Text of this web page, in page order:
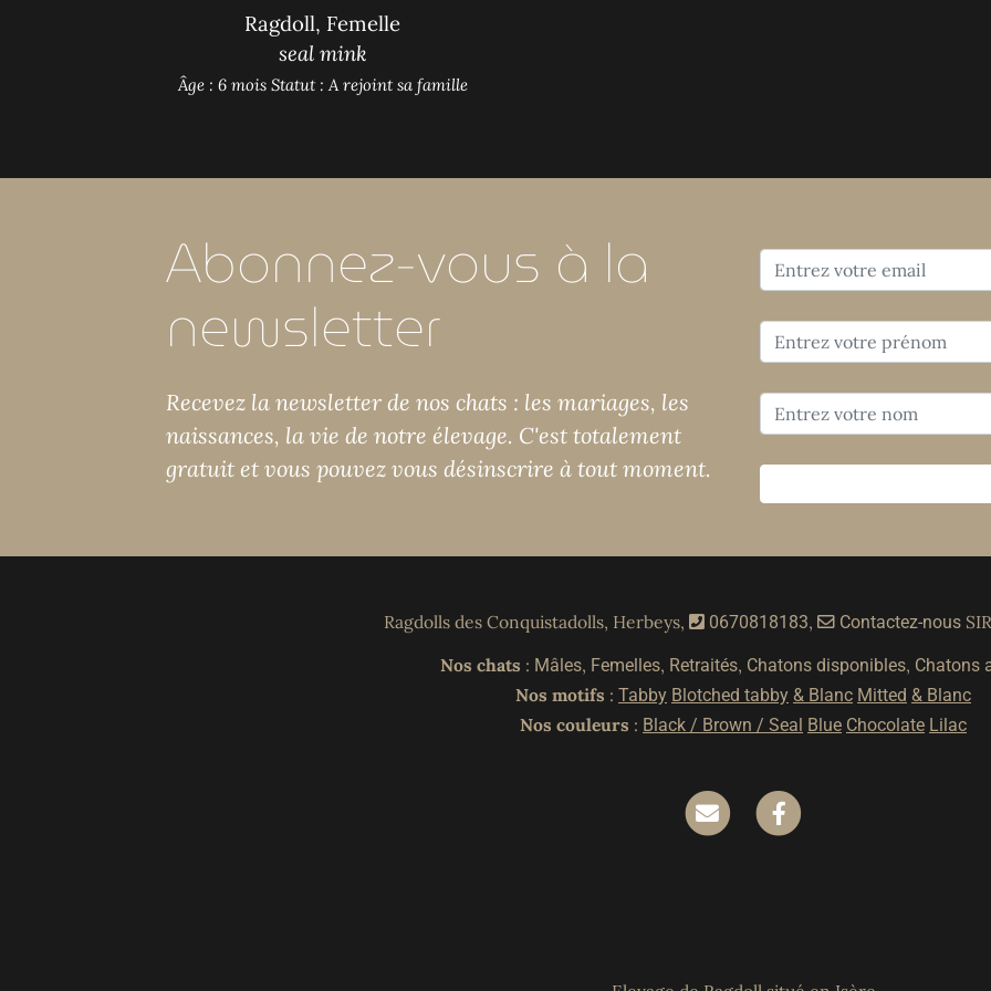
Ragdoll, Femelle
seal mink
Âge : 6 mois Statut : A rejoint sa famille
Abonnez-vous à la
newsletter
Recevez la newsletter de nos chats : les mariages, les
naissances, la vie de notre élevage. C'est totalement
gratuit et vous pouvez vous désinscrire à tout moment.
Ragdolls des Conquistadolls, Herbeys, 0670818183, Contactez-nous
Nos chats : Mâles, Femelles, Retraités, Chatons disponibles, Chatons
Nos motifs : Tabby Blotched tabby & Blanc Mitted & Blanc
Nos couleurs : Black / Brown / Seal Blue Chocolate Lilac